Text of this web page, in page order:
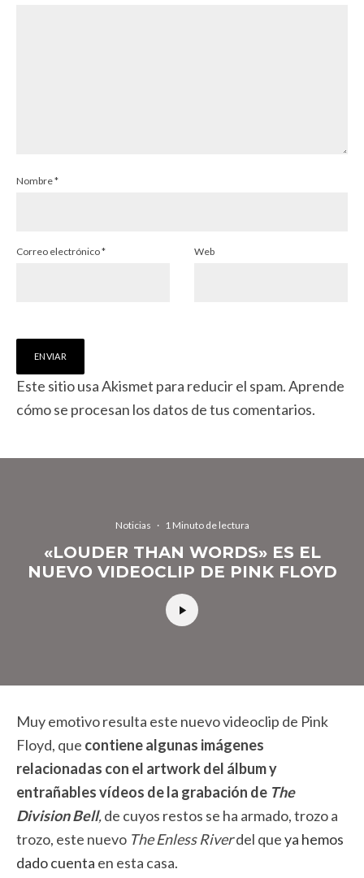
Nombre*
Correo electrónico* Web
Este sitio usa Akismet para reducir el spam.Aprende
cómo se procesan los datos de tus comentarios.
Noticias · 1 Minuto de lectura
«LOUDER THAN WORDS» ES EL
NUEVO VIDEOCLIP DE PINK FLOYD
Muy emotivo resulta este nuevo videoclip de Pink
Floyd, que contiene algunas imágenes
relacionadas con el artwork del álbum y
entrañables vídeos de la grabación de The
Division Bell,de cuyos restos se ha armado, trozo a
trozo, este nuevo The Enless Riverdel queya hemos
dado cuenta en esta casa.